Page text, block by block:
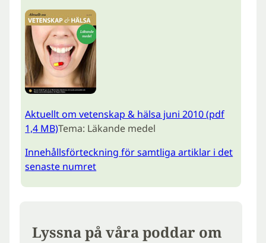
Aktuellt om vetenskap & hälsa juni 2010 (pdf
1,4 MB)Tema: Läkande medel
Innehållsförteckning för samtliga artiklar i det
senaste numret
Lyssna på våra poddar om